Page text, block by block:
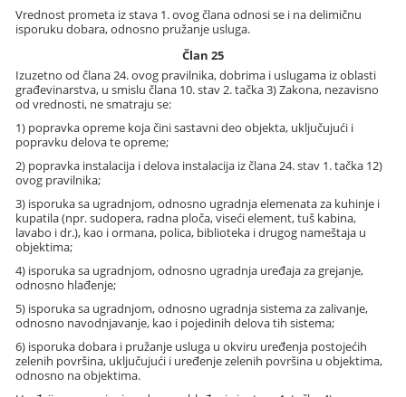
Vrednost prometa iz stava 1. ovog člana odnosi se i na delimičnu
isporuku dobara, odnosno pružanje usluga.
Član 25
Izuzetno od člana 24. ovog pravilnika, dobrima i uslugama iz oblasti
građevinarstva, u smislu člana 10. stav 2. tačka 3) Zakona, nezavisno
od vrednosti, ne smatraju se:
1) popravka opreme koja čini sastavni deo objekta, uključujući i
popravku delova te opreme;
2) popravka instalacija i delova instalacija iz člana 24. stav 1. tačka 12)
ovog pravilnika;
3) isporuka sa ugradnjom, odnosno ugradnja elemenata za kuhinje i
kupatila (npr. sudopera, radna ploča, viseći element, tuš kabina,
lavabo i dr.), kao i ormana, polica, biblioteka i drugog nameštaja u
objektima;
4) isporuka sa ugradnjom, odnosno ugradnja uređaja za grejanje,
odnosno hlađenje;
5) isporuka sa ugradnjom, odnosno ugradnja sistema za zalivanje,
odnosno navodnjavanje, kao i pojedinih delova tih sistema;
6) isporuka dobara i pružanje usluga u okviru uređenja postojećih
zelenih površina, uključujući i uređenje zelenih površina u objektima,
odnosno na objektima.